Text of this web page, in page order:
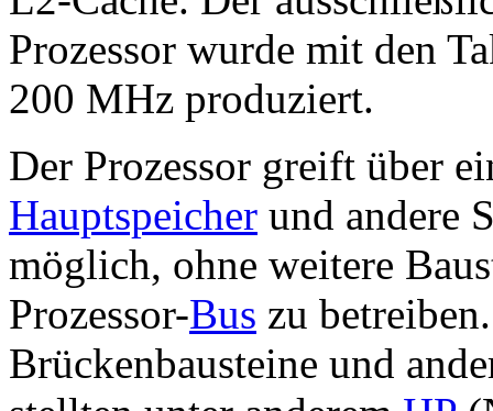
Prozessor wurde mit den
200 MHz produziert.
Der Prozessor greift über
Hauptspeicher und andere
möglich, ohne weitere
Prozessor-Bus zu
Brückenbausteine und